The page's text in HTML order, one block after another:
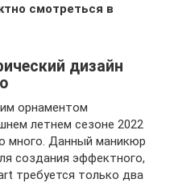
смотреться в
дизайн
орнаментом
летнем сезоне 2022
много. Данный маникюр
создания эффектного,
требуется только два